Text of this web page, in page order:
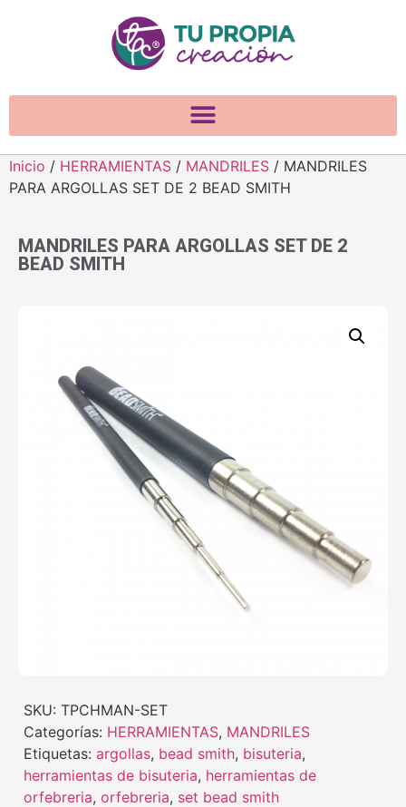
Inicio / HERRAMIENTAS / MANDRILES / MANDRILES
PARA ARGOLLAS SET DE 2 BEAD SMITH
MANDRILES PARA ARGOLLAS SET DE 2
BEAD SMITH
SKU: TPCHMAN-SET
Categorías: HERRAMIENTAS, MANDRILES
Etiquetas: argollas, bead smith, bisuteria,
herramientas de bisuteria, herramientas de
orfebreria, orfebreria, set bead smith